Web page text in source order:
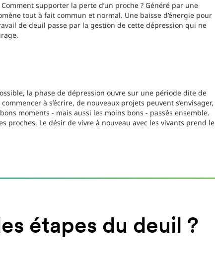
supporter la perte d’un proche ? Généré par une
tout à fait commun et normal. Une baisse d’énergie pour
de deuil passe par la gestion de cette dépression qui ne
la phase de dépression ouvre sur une période dite de
à s’écrire, de nouveaux projets peuvent s’envisager,
moments - mais aussi les moins bons - passés ensemble.
proches. Le désir de vivre à nouveau avec les vivants prend le
étapes du deuil ?